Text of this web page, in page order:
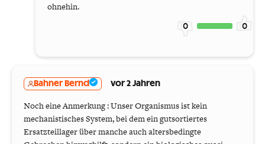
ohnehin.
0 0
Bahner Bernd vor 2 Jahren
Noch eine Anmerkung : Unser Organismus ist kein
mechanistisches System, bei dem ein gutsortiertes
Ersatzteillager über manche auch altersbedingte